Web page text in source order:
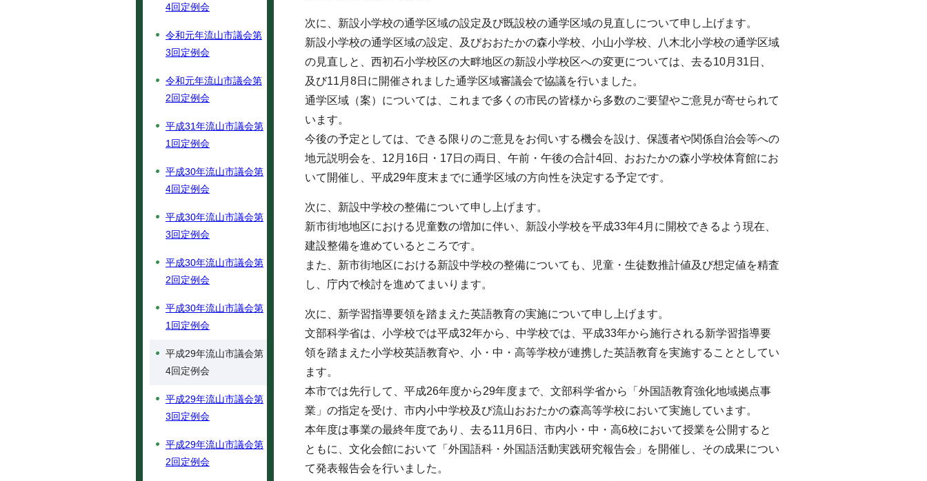
次に、新設小学校の通学区域の設定及び既設校の通学区域の見直しについて申し上げます。
新設小学校の通学区域の設定、及びおおたかの森小学校、小山小学校、八木北小学校の通学区域
の見直しと、西初石小学校区の大畔地区の新設小学校区への変更については、去る10月31日、
及び11月8日に開催されました通学区域審議会で協議を行いました。
通学区域（案）については、これまで多くの市民の皆様から多数のご要望やご意見が寄せられて
います。
今後の予定としては、できる限りのご意見をお伺いする機会を設け、保護者や関係自治会等への
地元説明会を、12月16日・17日の両日、午前・午後の合計4回、おおたかの森小学校体育館にお
いて開催し、平成29年度末までに通学区域の方向性を決定する予定です。
次に、新設中学校の整備について申し上げます。
新市街地地区における児童数の増加に伴い、新設小学校を平成33年4月に開校できるよう現在、
建設整備を進めているところです。
また、新市街地区における新設中学校の整備についても、児童・生徒数推計値及び想定値を精査
し、庁内で検討を進めてまいります。
次に、新学習指導要領を踏まえた英語教育の実施について申し上げます。
文部科学省は、小学校では平成32年から、中学校では、平成33年から施行される新学習指導要
領を踏まえた小学校英語教育や、小・中・高等学校が連携した英語教育を実施することとしてい
ます。
本市では先行して、平成26年度から29年度まで、文部科学省から「外国語教育強化地域拠点事
業」の指定を受け、市内小中学校及び流山おおたかの森高等学校において実施しています。
本年度は事業の最終年度であり、去る11月6日、市内小・中・高6校において授業を公開すると
ともに、文化会館において「外国語科・外国語活動実践研究報告会」を開催し、その成果につい
て発表報告会を行いました。
4回定例会
令和元年流山市議会第
3回定例会
令和元年流山市議会第
2回定例会
平成31年流山市議会第
1回定例会
平成30年流山市議会第
4回定例会
平成30年流山市議会第
3回定例会
平成30年流山市議会第
2回定例会
平成30年流山市議会第
1回定例会
平成29年流山市議会第
4回定例会
平成29年流山市議会第
3回定例会
平成29年流山市議会第
2回定例会